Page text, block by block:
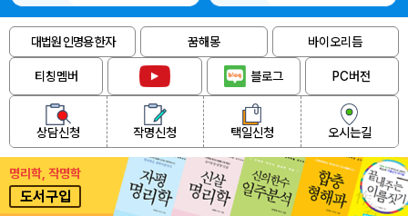
대법원 인명용 한자 꿈해몽 바이오리듬
티칭멤버 블로그 PC버전
상담신청 작명신청 택일신청 오시는길
명리학, 작명학
도서구입